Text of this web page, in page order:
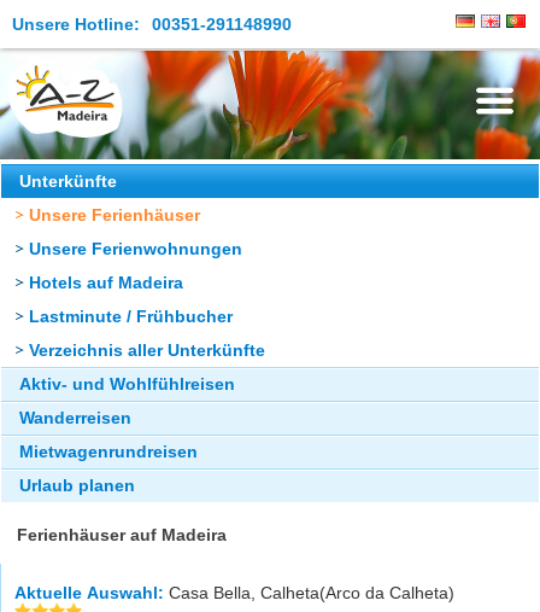
Unsere Hotline: 00351-291148990
Die Insel
Madeira Erleben
Aktuelles
Reiseangebote
Kontakt
Unterkünfte
Unsere Ferienhäuser
Unsere Ferienwohnungen
Hotels auf Madeira
Lastminute / Frühbucher
Verzeichnis aller Unterkünfte
Aktiv- und Wohlfühlreisen
Wanderreisen
Mietwagenrundreisen
Urlaub planen
Ferienhäuser auf Madeira
Aktuelle Auswahl: Casa Bella, Calheta(Arco da Calheta)